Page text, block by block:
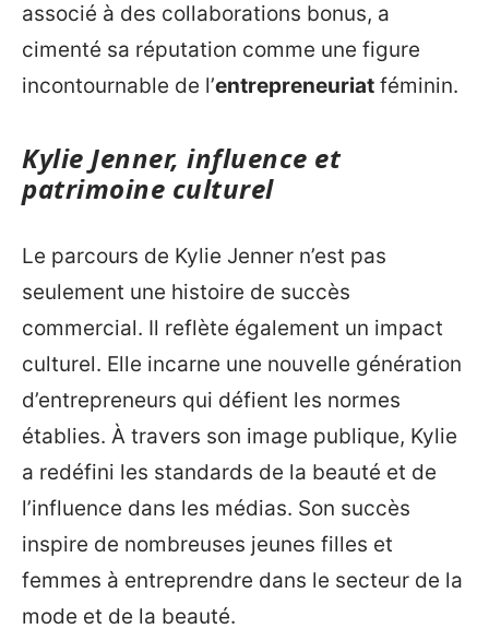
associé à des collaborations bonus, a
cimenté sa réputation comme une figure
incontournable de l’entrepreneuriat féminin.
Kylie Jenner, influence et
patrimoine culturel
Le parcours de Kylie Jenner n’est pas
seulement une histoire de succès
commercial. Il reflète également un impact
culturel. Elle incarne une nouvelle génération
d’entrepreneurs qui défient les normes
établies. À travers son image publique, Kylie
a redéfini les standards de la beauté et de
l’influence dans les médias. Son succès
inspire de nombreuses jeunes filles et
femmes à entreprendre dans le secteur de la
mode et de la beauté.